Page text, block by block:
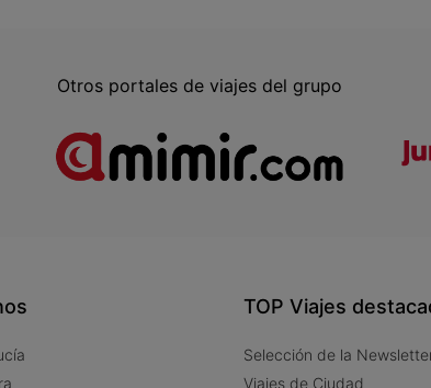
Otros portales de viajes del grupo
TOP Viajes
Selección de la
Viajes de Ciudad